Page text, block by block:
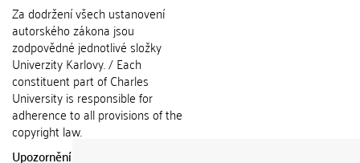
Za dodržení všech ustanovení
autorského zákona jsou
zodpovědné jednotlivé složky
Univerzity Karlovy. / Each
constituent part of Charles
University is responsible for
adherence to all provisions of the
copyright law.
Upozornění / Notice: